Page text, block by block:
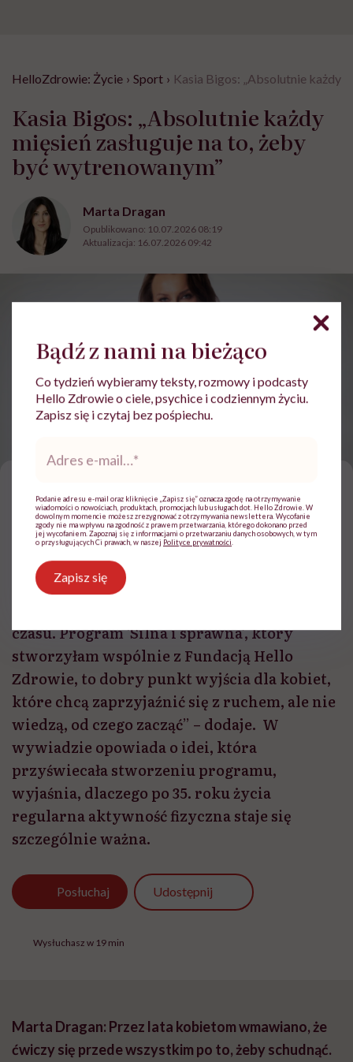
HelloZdrowie: Życie › Sport › Kasia Bigos: „Absolutnie każdy
Kasia Bigos: „Absolutnie każdy
mięsień zasługuje na to, żeby
być wytrenowanym”
Marta Dragan
Opublikowano: 10.07.2026 08:19
Aktualizacja: 16.07.2026 09:42
„J edyny trening, którego naprawdę
możesz żałować, to ten, którego nie
zrobiłaś” – mówi trenerka Katarzyna Bigos.
„Do zadbania o swoje zdrowie i sprawność
nie potrzebujesz karnetu na siłownię,
czasu. Program 'Silna i sprawna’, który
stworzyłam wspólnie z Fundacją Hello
Zdrowie, to dobry punkt wyjścia dla kobiet,
które chcą zaprzyjaźnić się z ruchem, ale nie
wiedzą, od czego zacząć” – dodaje. W
wywiadzie opowiada o idei, która
przyświecała stworzeniu programu,
wyjaśnia, dlaczego po 35. roku życia
regularna aktywność fizyczna staje się
szczególnie ważna.
Posłuchaj Udostępnij
Wysłuchasz w 19 min
Marta Dragan: Przez lata kobietom wmawiano, że
ćwiczy się przede wszystkim po to, żeby schudnąć.
Bądź z nami na bieżąco
Co tydzień wybieramy teksty, rozmowy i podcasty
Hello Zdrowie o ciele, psychice i codziennym życiu.
Zapisz się i czytaj bez pośpiechu.
mail*
Podanie adresu e-mail oraz kliknięcie „Zapisz się” oznacza zgodę na otrzymywanie
wiadomości o nowościach, produktach, promocjach lub usługach dot. Hello Zdrowie. W
dowolnym momencie możesz zrezygnować z otrzymywania newslettera. Wycofanie
zgody nie ma wpływu na zgodność z prawem przetwarzania, którego dokonano przed
jej wycofaniem. Zapoznaj się z informacjami o przetwarzaniu danych osobowych, w tym
o przysługujących Ci prawach, w naszej Polityce prywatności
Zapisz się